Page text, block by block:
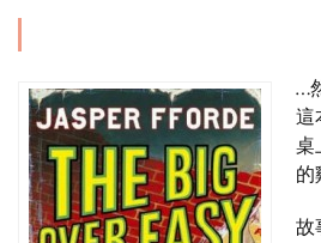
…
這
桌
的
故